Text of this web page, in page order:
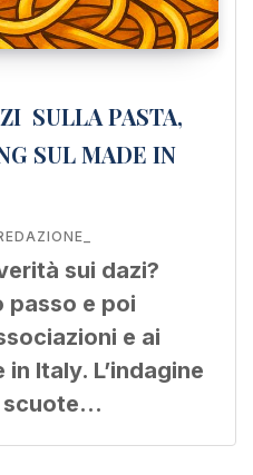
SULLA PASTA,
SUL MADE IN
sui dazi?
passo e poi
e ai
Italy. L’indagine
scuote…